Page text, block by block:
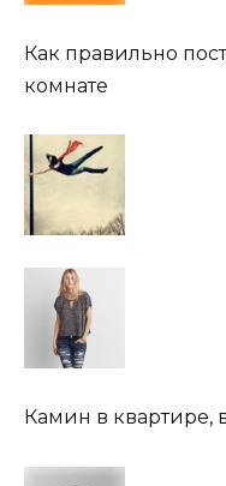
Как правильно
комнате
Камин в квартире,